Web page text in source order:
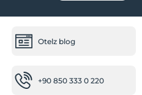
Otelz blog
+90 850 333 0 220